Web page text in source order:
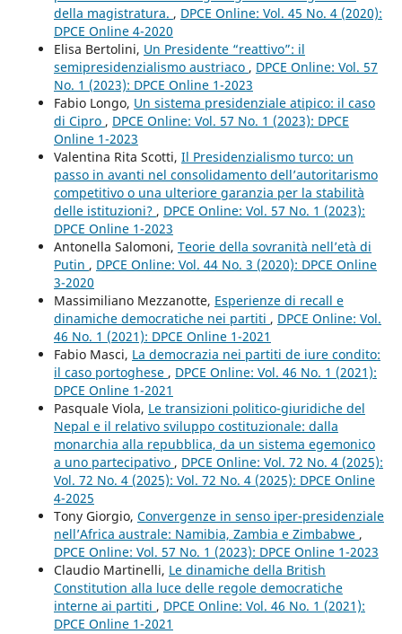
della magistratura. , DPCE Online: Vol. 45 No. 4 (2020):
DPCE Online 4-2020
Elisa Bertolini, Un Presidente “reattivo”: il
semipresidenzialismo austriaco , DPCE Online: Vol. 57
No. 1 (2023): DPCE Online 1-2023
Fabio Longo, Un sistema presidenziale atipico: il caso
di Cipro , DPCE Online: Vol. 57 No. 1 (2023): DPCE
Online 1-2023
Valentina Rita Scotti, Il Presidenzialismo turco: un
passo in avanti nel consolidamento dell’autoritarismo
competitivo o una ulteriore garanzia per la stabilità
delle istituzioni? , DPCE Online: Vol. 57 No. 1 (2023):
DPCE Online 1-2023
Antonella Salomoni, Teorie della sovranità nell’età di
Putin , DPCE Online: Vol. 44 No. 3 (2020): DPCE Online
3-2020
Massimiliano Mezzanotte, Esperienze di recall e
dinamiche democratiche nei partiti , DPCE Online: Vol.
46 No. 1 (2021): DPCE Online 1-2021
Fabio Masci, La democrazia nei partiti de iure condito:
il caso portoghese , DPCE Online: Vol. 46 No. 1 (2021):
DPCE Online 1-2021
Pasquale Viola, Le transizioni politico-giuridiche del
Nepal e il relativo sviluppo costituzionale: dalla
monarchia alla repubblica, da un sistema egemonico
a uno partecipativo , DPCE Online: Vol. 72 No. 4 (2025):
Vol. 72 No. 4 (2025): Vol. 72 No. 4 (2025): DPCE Online
4-2025
Tony Giorgio, Convergenze in senso iper-presidenziale
nell’Africa australe: Namibia, Zambia e Zimbabwe ,
DPCE Online: Vol. 57 No. 1 (2023): DPCE Online 1-2023
Claudio Martinelli, Le dinamiche della British
Constitution alla luce delle regole democratiche
interne ai partiti , DPCE Online: Vol. 46 No. 1 (2021):
DPCE Online 1-2021